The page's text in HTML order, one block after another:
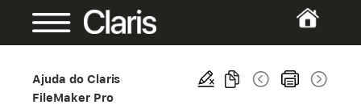
Ajuda do Claris
FileMaker Pro